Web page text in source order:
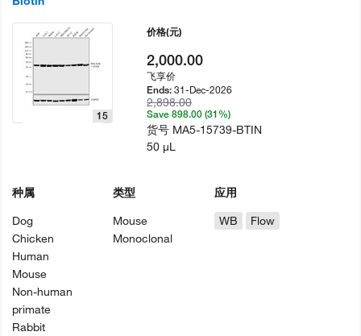
15
种属
Dog
Chicken
Human
Mouse
Non-human
primate
Rabbit
类型
Mouse
Monoclonal
应用
WB
Flow
价格(元)
2,000.00
飞享价
Ends:31-Dec-2026
2,898.00
Save 898.00 (31%)
货号 MA5-15739-BTIN
50 µL